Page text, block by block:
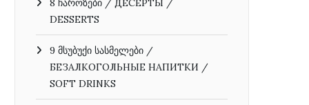
8 ჩაროზები / ДЕСЕРТЫ /
DESSERTS
9 მსუბუქი სასმელები /
БЕЗАЛКОГОЛЬНЫЕ НАПИТКИ /
SOFT DRINKS